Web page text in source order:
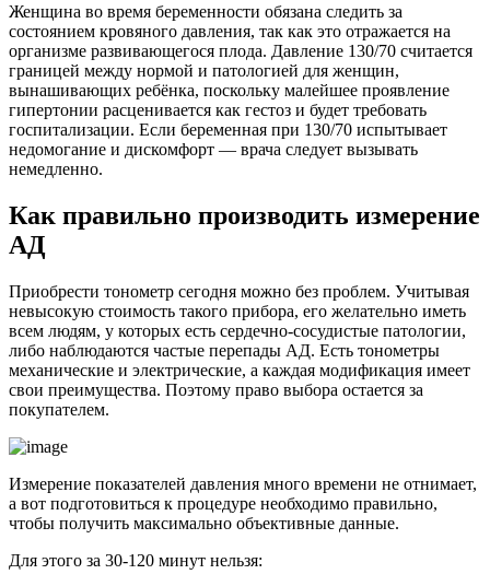
Женщина во время беременности обязана следить за
состоянием кровяного давления, так как это отражается на
организме развивающегося плода. Давление 130/70 считается
границей между нормой и патологией для женщин,
вынашивающих ребёнка, поскольку малейшее проявление
гипертонии расценивается как гестоз и будет требовать
госпитализации. Если беременная при 130/70 испытывает
недомогание и дискомфорт — врача следует вызывать
немедленно.
Как правильно производить измерение
АД
Приобрести тонометр сегодня можно без проблем. Учитывая
невысокую стоимость такого прибора, его желательно иметь
всем людям, у которых есть сердечно-сосудистые патологии,
либо наблюдаются частые перепады АД. Есть тонометры
механические и электрические, а каждая модификация имеет
свои преимущества. Поэтому право выбора остается за
покупателем.
Измерение показателей давления много времени не отнимает,
а вот подготовиться к процедуре необходимо правильно,
чтобы получить максимально объективные данные.
Для этого за 30-120 минут нельзя: